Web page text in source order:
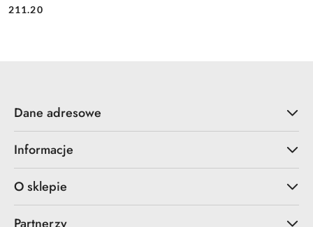
Cena:
Cena:
211.20
Dane adresowe
Informacje
O sklepie